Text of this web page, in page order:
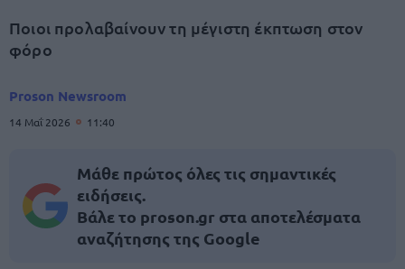
Ποιοι προλαβαίνουν τη μέγιστη έκπτωση στον
φόρο
Proson Newsroom
14 Μαΐ 2026 11:40
Μάθε πρώτος όλες τις σημαντικές
ειδήσεις.
Βάλε το proson.gr στα αποτελέσματα
αναζήτησης της Google